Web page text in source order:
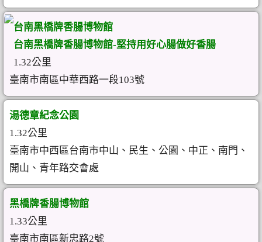
台南黑橋牌香腸博物館
台南黑橋牌香腸博物館-堅持用好心腸做好香腸
1.32公里
臺南市南區中華西路一段103號
湯德章紀念公園
1.32公里
臺南市中西區台南市中山、民生、公園、中正、南門、
開山、青年路交會處
黑橋牌香腸博物館
1.33公里
臺南市南區新忠路2號